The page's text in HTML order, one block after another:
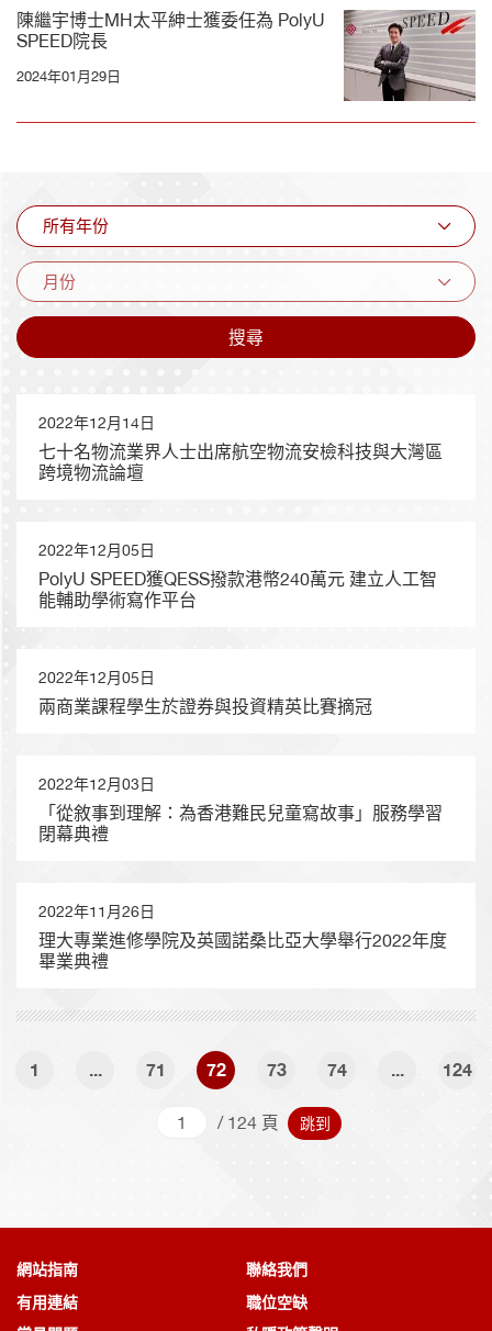
陳繼宇博士MH太平紳士獲委任為 PolyU
SPEED院長
2024年01月29日
所有年份
月份
搜尋
2022年12月14日
七十名物流業界人士出席航空物流安檢科技與大灣區
跨境物流論壇
2022年12月05日
PolyU SPEED獲QESS撥款港幣240萬元 建立人工智
能輔助學術寫作平台
2022年12月05日
兩商業課程學生於證券與投資精英比賽摘冠
2022年12月03日
「從敘事到理解：為香港難民兒童寫故事」服務學習
閉幕典禮
2022年11月26日
理大專業進修學院及英國諾桑比亞大學舉行2022年度
畢業典禮
1 ... 71 72 73 74 ... 124
跳到 / 124 頁 跳到 頁
網站指南
聯絡我們
有用連結
職位空缺